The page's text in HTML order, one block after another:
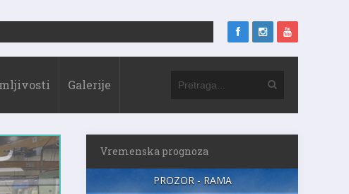
Galerije
Vremenska prognoza
PROZOR - RAMA